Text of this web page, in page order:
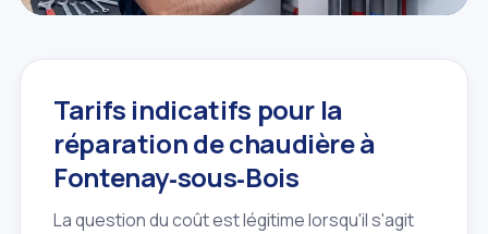
Tarifs indicatifs pour la
réparation de chaudière à
Fontenay‑sous‑Bois
La question du coût est légitime lorsqu'il s'agit